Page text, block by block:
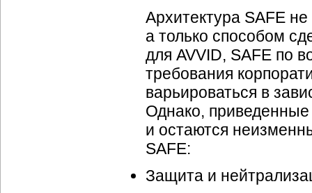
Архитектура SAFE
а только способом
для AVVID, SAFE по
требования
варьироваться в
Однако,
и остаются
SAFE:
Защита и